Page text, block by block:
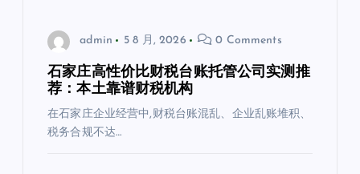
admin 5 8 月, 2026 0 Comments
石家庄高性价比财税台账托管公司实测推
荐：本土靠谱财税机构
在石家庄企业经营中,财税台账混乱、企业乱账堆积、
税务合规不达…